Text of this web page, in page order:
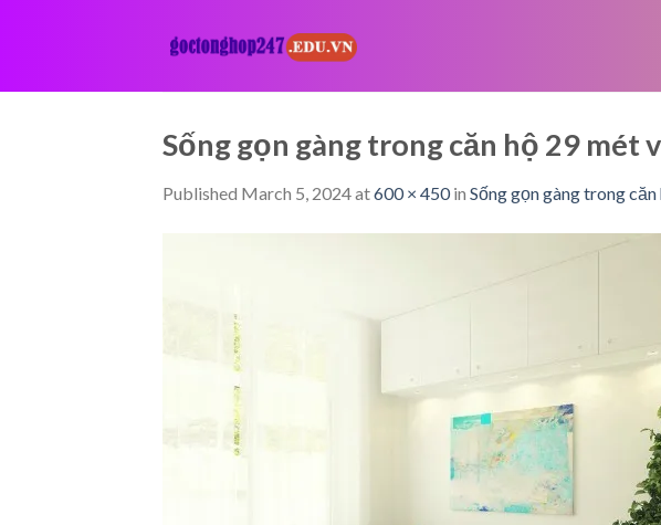
Sống gọn gàng trong căn hộ 29
Published March 5, 2024at600 × 450in Sống gọn gàng trong